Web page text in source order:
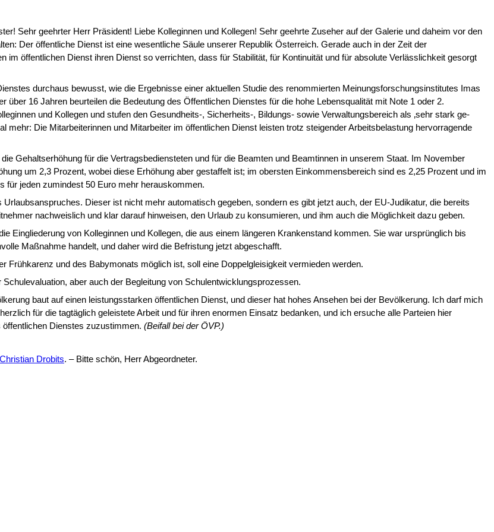
Sehr geehrter Herr Präsident! Liebe Kolleginnen und Kollegen! Sehr geehrte Zuseher auf der Galerie und daheim vor den
Der öffentliche Dienst ist eine wesentliche Säule un­serer Republik Österreich. Gerade auch in der Zeit der
im öffentlichen Dienst ihren Dienst so verrichten, dass für Stabilität, für Kontinuität und für absolute Verlässlichkeit gesorgt
durchaus bewusst, wie die Ergebnisse einer aktuellen Studie des renommierten Mei­nungsforschungsinstitutes Imas
16 Jahren beurteilen die Bedeutung des Öffentlichen Dienstes für die hohe Lebensqualität mit Note 1 oder 2.
und Kollegen und stufen den Gesundheits-, Sicherheits-, Bildungs- sowie Verwaltungsbereich als ‚sehr stark ge­
mehr: Die Mitarbeiterinnen und Mitarbeiter im öffentlichen Dienst leisten trotz steigender Ar­beitsbelastung hervorragende
Ge­haltserhöhung für die Vertragsbediensteten und für die Beamten und Beamtinnen in unserem Staat. Im November
um 2,3 Prozent, wobei diese Erhöhung aber gestaffelt ist; im obersten Einkommensbereich sind es 2,25 Prozent und im
für jeden zumindest 50 Euro mehr herauskommen.
Dieser ist nicht mehr automatisch gegeben, sondern es gibt jetzt auch, der EU-Judikatur, die bereits
nachweislich und klar darauf hinweisen, den Urlaub zu konsumieren, und ihm auch die Möglichkeit dazu geben.
Ein­gliederung von Kolleginnen und Kollegen, die aus einem längeren Krankenstand kom­men. Sie war ursprünglich bis
Maßnahme handelt, und daher wird die Befristung jetzt ab­geschafft.
Früh­karenz und des Babymonats möglich ist, soll eine Doppelgleisigkeit vermieden werden.
aber auch der Begleitung von Schulentwicklungsprozessen.
baut auf einen leistungsstarken öffentlichen Dienst, und dieser hat hohes Ansehen bei der Bevölkerung. Ich darf mich
für die tagtäglich geleistete Arbeit und für ihren enormen Einsatz bedanken, und ich ersuche alle Parteien hier
Dienstes zuzu­stimmen. (Beifall bei der ÖVP.)
Drobits. – Bitte schön, Herr Abgeordneter.